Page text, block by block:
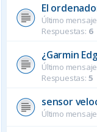
El
Último
Respuestas: 6
¿Garmin
Último
Respuestas: 5
sensor
Último